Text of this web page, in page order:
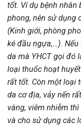
tốt. Ví dụ bệnh nhân
phong, nên sử dụng
(Kinh giới, phòng
ké đầu ngựa,…).
da mà YHCT gọi đó
loại thuốc hoạt
rất tốt. Còn một loại
da cơ địa, vảy nến
vàng, viêm nhiễm
và cho sử dụng các